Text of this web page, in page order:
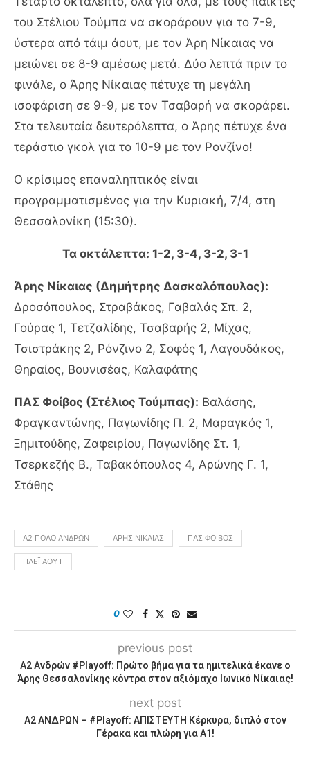
του Στέλιου Τούμπα να σκοράρουν για το 7-9,
ύστερα από τάιμ άουτ, με τον Άρη Νίκαιας να
μειώνει σε 8-9 αμέσως μετά. Δύο λεπτά πριν το
φινάλε, ο Άρης Νίκαιας πέτυχε τη μεγάλη
ισοφάριση σε 9-9, με τον Τσαβαρή να σκοράρει.
Στα τελευταία δευτερόλεπτα, ο Άρης πέτυχε ένα
τεράστιο γκολ για το 10-9 με τον Ρονζίνο!
Ο κρίσιμος επαναληπτικός είναι
προγραμματισμένος για την Κυριακή, 7/4, στη
Θεσσαλονίκη (15:30).
Τα οκτάλεπτα: 1-2, 3-4, 3-2, 3-1
Άρης Νίκαιας (Δημήτρης Δασκαλόπουλος):
Δροσόπουλος, Στραβάκος, Γαβαλάς Σπ. 2,
Γούρας 1, Τετζαλίδης, Τσαβαρής 2, Μίχας,
Τσιστράκης 2, Ρόνζινο 2, Σοφός 1, Λαγουδάκος,
Θηραίος, Βουνισέας, Καλαφάτης
ΠΑΣ Φοίβος (Στέλιος Τούμπας): Βαλάσης,
Φραγκαντώνης, Παγωνίδης Π. 2, Μαραγκός 1,
Ξημιτούδης, Ζαφειρίου, Παγωνίδης Στ. 1,
Τσερκεζής Β., Ταβακόπουλος 4, Αρώνης Γ. 1,
Στάθης
Α2 ΠΌΛΟ ΑΝΔΡΏΝ ΆΡΗΣ ΝΙΚΑΊΑΣ ΠΑΣ ΦΟΊΒΟΣ
ΠΛΈΙ ΆΟΥΤ
0
previous post
Α2 Ανδρών #Playoff: Πρώτο βήμα για τα ημιτελικά έκανε ο
Άρης Θεσσαλονίκης κόντρα στον αξιόμαχο Ιωνικό Νίκαιας!
next post
Α2 ΑΝΔΡΩΝ – #Playoff: ΑΠΙΣΤΕΥΤΗ Κέρκυρα, διπλό στον
Γέρακα και πλώρη για Α1!